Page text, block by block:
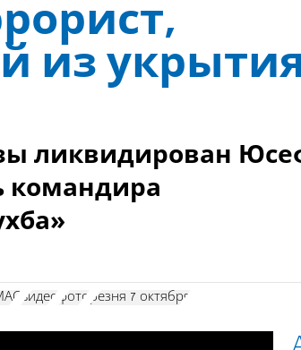
из
ликвидирован
командира
видео фото резня 7 октября